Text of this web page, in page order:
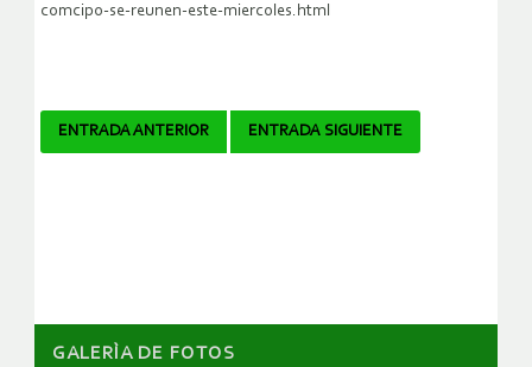
comcipo-se-reunen-este-miercoles.html
Navegador
ENTRADA ANTERIOR ENTRADA SIGUIENTE
GALERÌA DE FOTOS